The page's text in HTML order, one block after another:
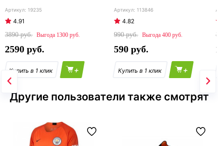
19235
4.91
3890
1300
2590
+
113846
4.82
990
400
590
+
Другие пользователи также смотрят